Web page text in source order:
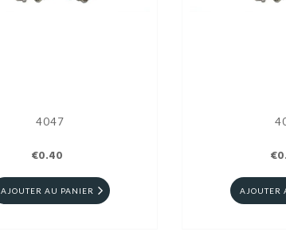
4047
€0.40
AJOUTER AU PANIER AJOUTER